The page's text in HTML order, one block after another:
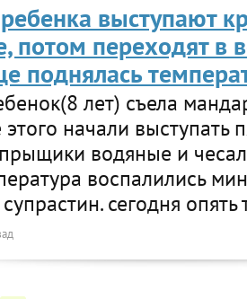
выступают
потом переходят в
поднялась
лет) съела
начали выступать
водяные и
воспалились
сегодня